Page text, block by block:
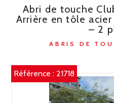
Abri de touche
Arrière en tôle
– 2
ABRIS DE
Référence : 21718